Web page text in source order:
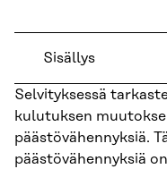
Sisällys
Selvityksessä
kulutuksen
päästövähennyksiä.
päästövähennyksiä